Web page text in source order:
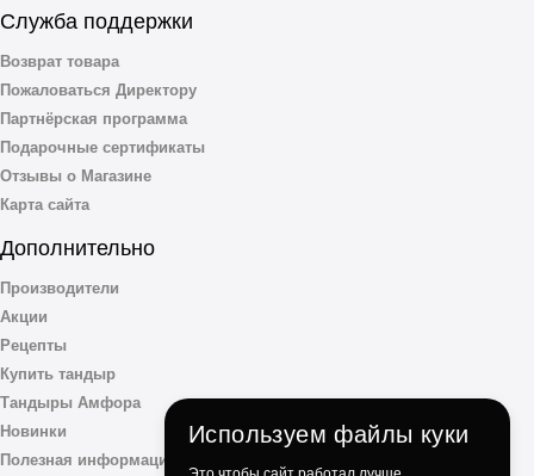
Служба поддержки
Возврат товара
Пожаловаться Директору
Партнёрская программа
Подарочные сертификаты
Отзывы о Магазине
Карта сайта
Дополнительно
Производители
Акции
Рецепты
Купить тандыр
Тандыры Амфора
Новинки
Полезная информация
Используем файлы куки
Это чтобы сайт работал лучше.